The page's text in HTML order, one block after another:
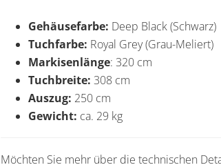
Gehäusefarbe: Deep Black (Schwarz)
Tuchfarbe: Royal Grey (Grau-Meliert)
Markisenlänge: 320 cm
Tuchbreite: 308 cm
Auszug: 250 cm
Gewicht: ca. 29 kg
Möchten Sie mehr über die technischen